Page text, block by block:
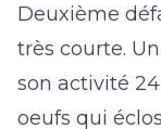
Deuxième
très courte.
son activité
oeufs qui